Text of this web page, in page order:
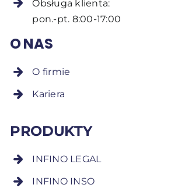
Obsługa klienta:
pon.-pt. 8:00-17:00
O NAS
O firmie
Kariera
PRODUKTY
INFINO LEGAL
INFINO INSO